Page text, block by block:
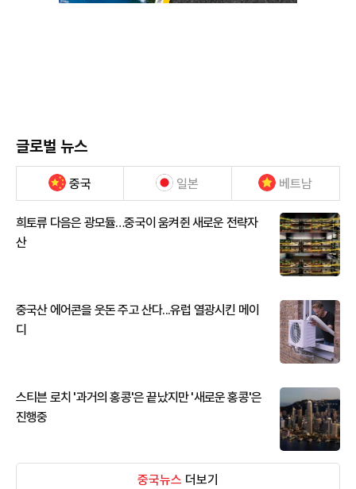
글로벌 뉴스
중국 일본 베트남
희토류 다음은 광모듈…중국이 움켜쥔 새로운 전략자
산
중국산 에어콘을 웃돈 주고 산다...유럽 열광시킨 메이
디
스티븐 로치 '과거의 홍콩'은 끝났지만 '새로운 홍콩'은
진행중
중국뉴스 더보기